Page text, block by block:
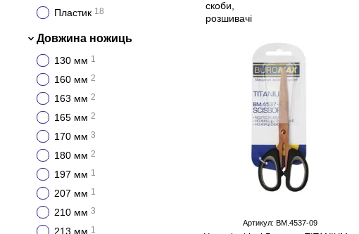
Артикул: BM.4537-09
Пластик 18
Довжина ножиць
130 мм 1
160 мм 2
163 мм 2
165 мм 2
170 мм 3
180 мм 2
197 мм 1
207 мм 1
210 мм 3
213 мм 1